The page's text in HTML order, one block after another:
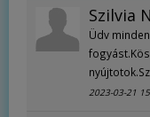
Szilvia
Üdv
2023-03-21